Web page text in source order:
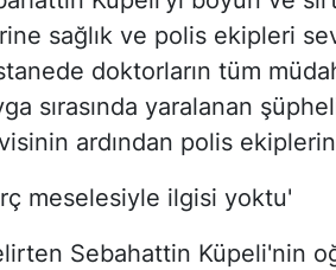
sağlık ve polis ekipleri
doktorların tüm
sırasında yaralanan
ardından polis
meselesiyle ilgisi yoktu'
Sebahattin Küpeli'nin